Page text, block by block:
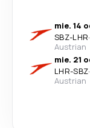
mie. 14
SBZ-LHR·
Austrian
mie. 21
LHR-SBZ·
Austrian